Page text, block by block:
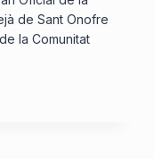
de Sant Onofre
la Comunitat